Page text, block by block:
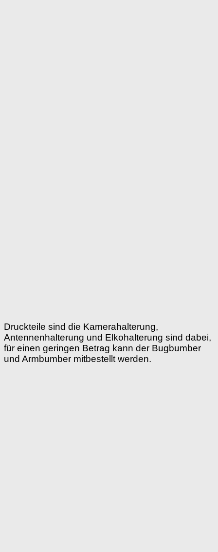
Druckteile sind die Kamerahalterung,
Antennenhalterung und Elkohalterung sind dabei,
für einen geringen Betrag kann der Bugbumber
und Armbumber mitbestellt werden.